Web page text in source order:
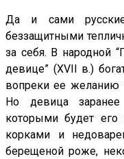
Да и сами
беззащитными
за себя. В народной
девице” (XVII в.)
вопреки ее желанию
Но девица заранее
которыми будет его
корками и
берещеной роже,